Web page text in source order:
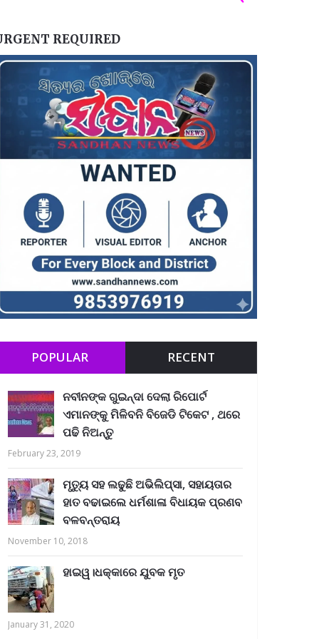
REQUIRED
POPULAR RECENT
ନବୀନଙ୍କ ଗୁଇନ୍ଦା ଦେଲା ରିପୋର୍ଟ
ଏମାନଙ୍କୁ ମିଳିବନି ବିଜେଡି ଟିକେଟ , ଥରେ
ପଢି ନିଅନ୍ତୁ
February 23, 2019
ମୃତ୍ୟୁ ସହ ଲଢୁଛି ଅଭିଲିପ୍ସା, ସହାୟତାର
ହାତ ବଢାଇଲେ ଧର୍ମଶାଳା ବିଧାୟକ ପ୍ରଣବ
ବଳବନ୍ତରାୟ
November 10, 2018
ହାଇୱ।ଧକ୍କାରେ ଯୁବକ ମୃତ
January 31, 2020